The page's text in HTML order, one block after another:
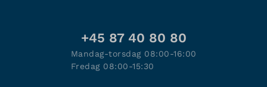
+45 87 40 80 80
Mandag-torsdag 08:00-16:00
Fredag 08:00-15:30